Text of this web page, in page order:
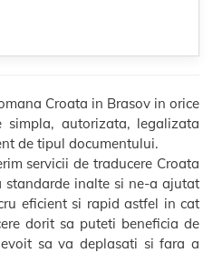
Croata in Brasov in orice
autorizata, legalizata
de tipul documentului.
servicii de traducere Croata
standarde inalte si ne-a ajutat
eficient si rapid astfel in cat
dorit sa puteti beneficia de
sa va deplasati si fara a